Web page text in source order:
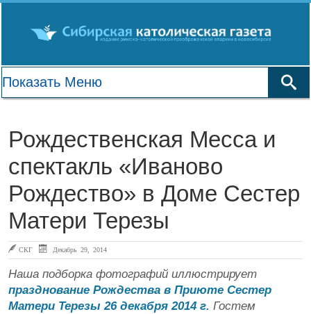
Рождественская Месса и
спектакль «Иваново
Рождество» в Доме Сестер
Матери Терезы
СКГ Декабрь 29, 2014
Наша подборка фотографий иллюстрирует
празднование Рождества в Приюте Сестер
Матери Терезы 26 декабря 2014 г. Гостем